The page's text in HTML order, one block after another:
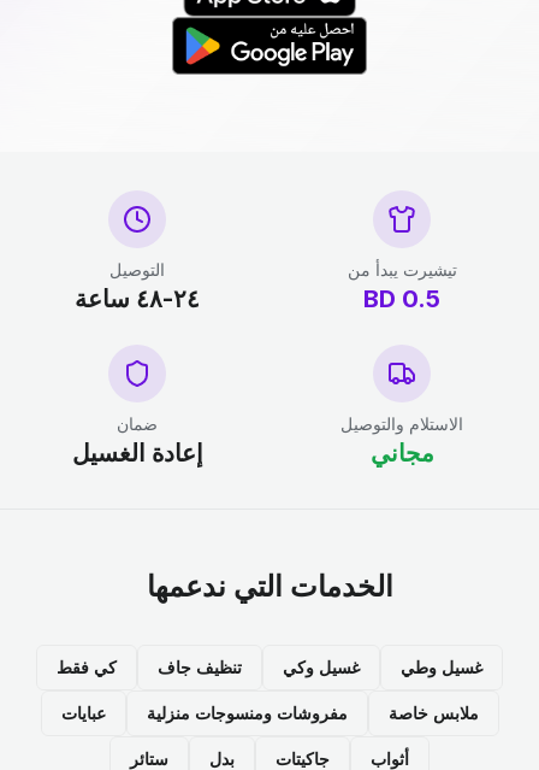
تيشيرت يبدأ من
0.5
BD
التوصيل
٢٤-٤٨ ساعة
الاستلام والتوصيل
مجاني
ضمان
إعادة الغسيل
الخدمات التي ندعمها
غسيل وطي غسيل وكي تنظيف جاف كي فقط
ملابس خاصة مفروشات ومنسوجات منزلية عبايات
أثواب جاكيتات بدل ستائر